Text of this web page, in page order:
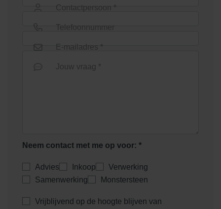
Contactpersoon *
Telefoonnummer
E-mailadres *
Jouw vraag *
Neem contact met me op voor: *
Advies Inkoop
Verwerking
Samenwerking
Monstersteen
Vrijblijvend op de hoogte blijven van